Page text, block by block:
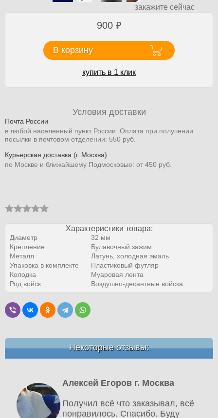
закажите сейчас
900 ₽
В корзину
купить в 1 клик
Условия доставки
Почта России
в любой населенный пункт России. Оплата при получении
посылки в почтовом отделении: 550 руб.
Курьерская доставка (г. Москва)
по Москве и ближайшему Подмосковью: от 450 руб.
Характеристики товара:
Диаметр
32 мм
Крепление
Булавочный зажим
Металл
Латунь, холодная эмаль
Упаковка в комплекте
Пластиковый футляр
Колодка
Муаровая лента
Род войск
Воздушно-десантные войска
Некоторые отзывы:
Алексей Егоров г. Москва
Получил всё что заказывал, всё
понравилось. Спасибо. Буду